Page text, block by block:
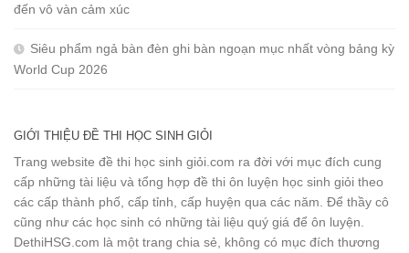
đến vô vàn cảm xúc
Siêu phẩm ngả bàn đèn ghi bàn ngoạn mục nhất vòng bảng kỳ
World Cup 2026
GIỚI THIỆU ĐỀ THI HỌC SINH GIỎI
Trang website đề thi học sinh giỏi.com ra đời với mục đích cung
cấp những tài liệu và tổng hợp đề thi ôn luyện học sinh giỏi theo
các cấp thành phố, cấp tỉnh, cấp huyện qua các năm. Để thầy cô
cũng như các học sinh có những tài liệu quý giá để ôn luyện.
DethiHSG.com là một trang chia sẻ, không có mục đích thương